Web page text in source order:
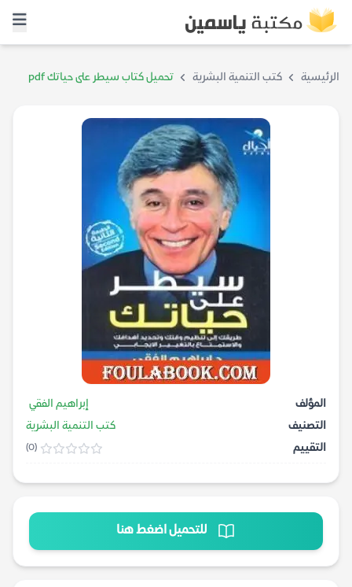
الرئيسية كتب التنمية البشرية تحميل كتاب سيطر على حياتك pdf
المؤلف
إبراهيم الفقي
التصنيف
كتب التنمية البشرية
التقييم
(0)
للتحميل اضغط هنا